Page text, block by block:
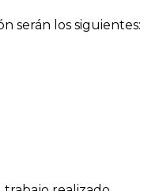
serán los siguientes: